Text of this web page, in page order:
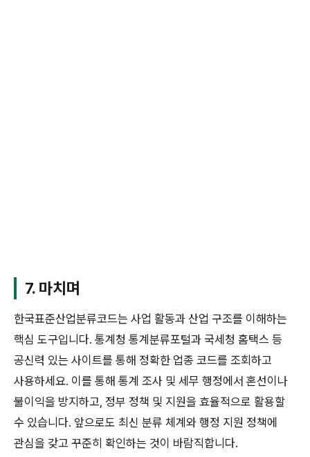
7. 마치며
한국표준산업분류코드는 사업 활동과 산업 구조를 이해하는
핵심 도구입니다. 통계청 통계분류포털과 국세청 홈택스 등
공신력 있는 사이트를 통해 정확한 업종 코드를 조회하고
사용하세요. 이를 통해 통계 조사 및 세무 행정에서 혼선이나
불이익을 방지하고, 정부 정책 및 지원을 효율적으로 활용할
수 있습니다. 앞으로도 최신 분류 체계와 행정 지원 정책에
관심을 갖고 꾸준히 확인하는 것이 바람직합니다.